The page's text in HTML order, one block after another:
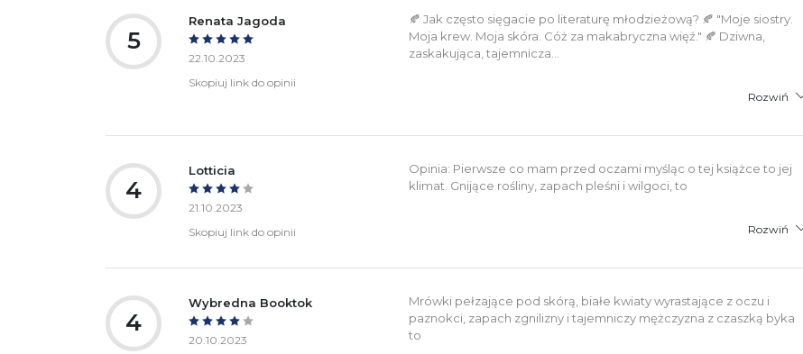
5
Renata Jagoda
22.10.2023
Skopiuj link do opinii
🍂 Jak często sięgacie po literaturę młodzieżową? 🍂 "Moje siostry.
Moja krew. Moja skóra. Cóż za makabryczna więź." 🍂 Dziwna,
zaskakująca, tajemnicza...
Rozwiń
4
Lotticia
21.10.2023
Skopiuj link do opinii
Opinia: Pierwsze co mam przed oczami myśląc o tej książce to jej
klimat. Gnijące rośliny, zapach pleśni i wilgoci, to
Rozwiń
4
Wybredna Booktok
20.10.2023
Mrówki pełzające pod skórą, białe kwiaty wyrastające z oczu i
paznokci, zapach zgnilizny i tajemniczy mężczyzna z czaszką byka
to